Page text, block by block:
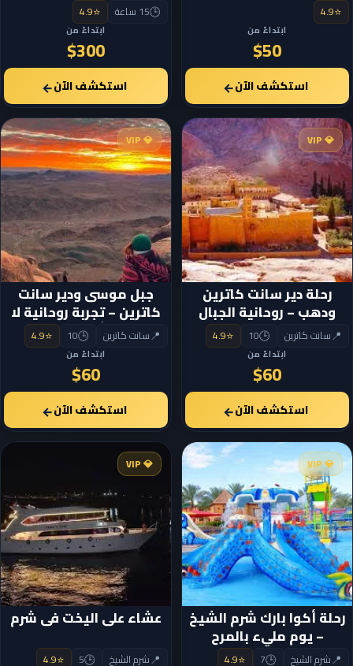
⭐
4.9
ابتداءً من
$50
استكشف الآن←
🕒15 ساعة ⭐
4.9
ابتداءً من
$300
استكشف الآن←
💎 VIP
رحلة دير سانت كاترين
ودهب – روحانية الجبال
وسحر البحر 📍سانت كاترين 🕒
10
⭐
4.9
ابتداءً من
$60
استكشف الآن←
💎 VIP
جبل موسى ودير سانت
كاترين – تجربة روحانية لا
تُنسى 📍سانت كاترين 🕒
10
⭐
4.9
ابتداءً من
$60
استكشف الآن←
💎 VIP
رحلة أكوا بارك شرم الشيخ
– يوم مليء بالمرح
والمغامرة 📍شرم الشيخ 🕒
7
⭐
4.9
💎 VIP
عشاء على اليخت فى شرم
📍شرم الشيخ 🕒
5
⭐
4.9